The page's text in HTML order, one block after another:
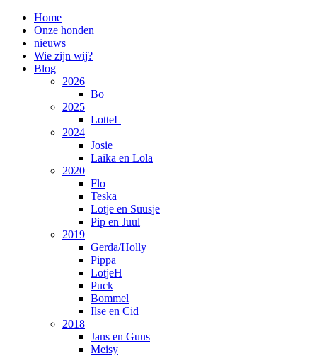
Home
Onze honden
nieuws
Wie zijn wij?
Blog
2026
Bo
2025
LotteL
2024
Josie
Laika en Lola
2020
Flo
Teska
Lotje en Suusje
Pip en Juul
2019
Gerda/Holly
Pippa
LotjeH
Puck
Bommel
Ilse en Cid
2018
Jans en Guus
Meisy